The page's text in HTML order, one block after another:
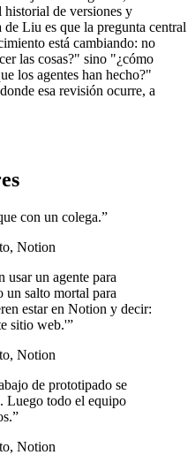
historial de versiones y
Liu es que la pregunta central
está cambiando: no
las cosas?" sino "¿cómo
los agentes han hecho?"
esa revisión ocurre, a
con un colega.”
Notion
usar un agente para
un salto mortal para
estar en Notion y decir:
sitio web.'”
Notion
de prototipado se
Luego todo el equipo
”
Notion